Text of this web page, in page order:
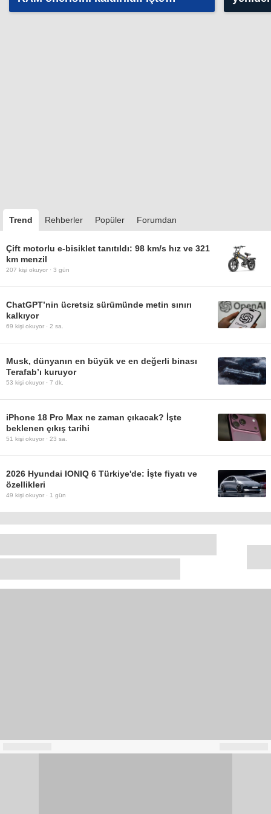
nedeni
daha
Trend Rehberler Popüler Forumdan
Çift motorlu e-bisiklet tanıtıldı: 98 km/s hız ve 321
km menzil
207 kişi okuyor · 3 gün
ChatGPT’nin ücretsiz sürümünde metin sınırı
kalkıyor
69 kişi okuyor · 2 sa.
Musk, dünyanın en büyük ve en değerli binası
Terafab’ı kuruyor
53 kişi okuyor · 7 dk.
iPhone 18 Pro Max ne zaman çıkacak? İşte
beklenen çıkış tarihi
51 kişi okuyor · 23 sa.
2026 Hyundai IONIQ 6 Türkiye'de: İşte fiyatı ve
özellikleri
49 kişi okuyor · 1 gün